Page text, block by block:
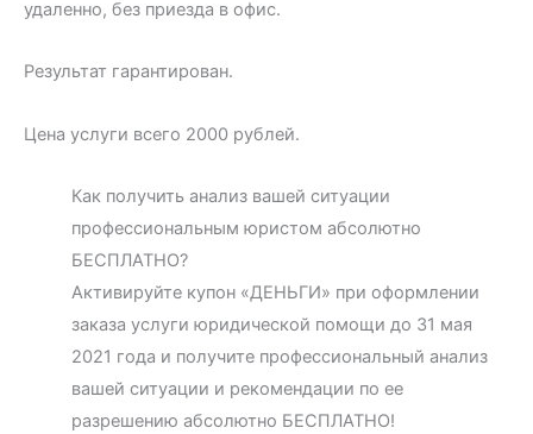
удаленно, без приезда в офис.
Результат гарантирован.
Цена услуги всего 2000 рублей.
Как получить анализ вашей ситуации
профессиональным юристом абсолютно
БЕСПЛАТНО?
Активируйте купон «ДЕНЬГИ» при оформлении
заказа услуги юридической помощи до 31 мая
2021 года и получите профессиональный анализ
вашей ситуации и рекомендации по ее
разрешению абсолютно БЕСПЛАТНО!